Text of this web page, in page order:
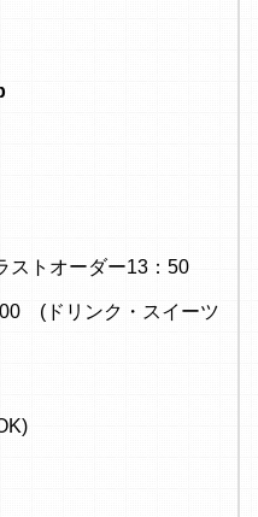
ストオーダー13：50
00 (ドリンク・スイーツ